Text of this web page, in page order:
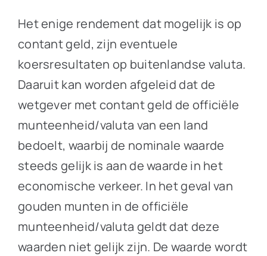
Het enige rendement dat mogelijk is op
contant geld, zijn eventuele
koersresultaten op buitenlandse valuta.
Daaruit kan worden afgeleid dat de
wetgever met contant geld de officiële
munteenheid/valuta van een land
bedoelt, waarbij de nominale waarde
steeds gelijk is aan de waarde in het
economische verkeer. In het geval van
gouden munten in de officiële
munteenheid/valuta geldt dat deze
waarden niet gelijk zijn. De waarde wordt